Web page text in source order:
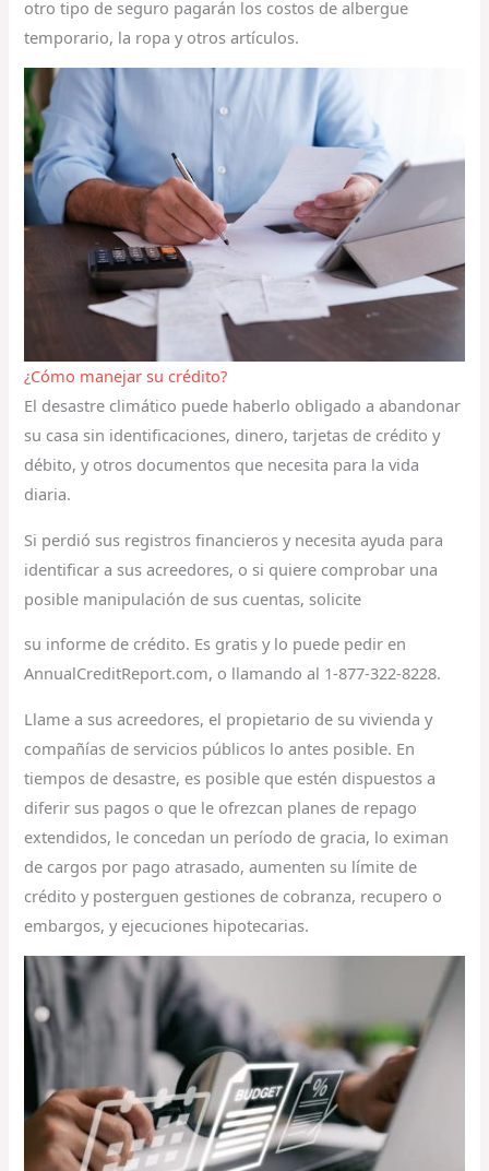
otro tipo de seguro pagarán los costos de albergue
temporario, la ropa y otros artículos.
¿Cómo manejar su crédito?
El desastre climático puede haberlo obligado a abandonar
su casa sin identificaciones, dinero, tarjetas de crédito y
débito, y otros documentos que necesita para la vida
diaria.
Si perdió sus registros financieros y necesita ayuda para
identificar a sus acreedores, o si quiere comprobar una
posible manipulación de sus cuentas, solicite
su informe de crédito. Es gratis y lo puede pedir en
AnnualCreditReport.com, o llamando al 1-877-322-8228.
Llame a sus acreedores, el propietario de su vivienda y
compañías de servicios públicos lo antes posible. En
tiempos de desastre, es posible que estén dispuestos a
diferir sus pagos o que le ofrezcan planes de repago
extendidos, le concedan un período de gracia, lo eximan
de cargos por pago atrasado, aumenten su límite de
crédito y posterguen gestiones de cobranza, recupero o
embargos, y ejecuciones hipotecarias.